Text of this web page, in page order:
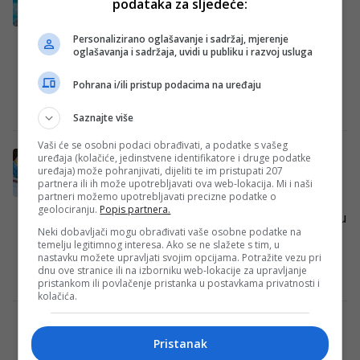
Hrvatskoj, evo kome je posvetio pobjede
dominirao je na Otvorenom pojedinačnom
proteklog vikenda održano u…
Elvedina Muzaferija ostvarila najbolji bh.
rezultat ikad na ZOI!
Bosanskohercegovačke alpske skijašice
Elvedina Muzaferija i Esma Alić nastupile su
danas u veleslalomu održanom u
italijanskoj Cortina d'Ampezzo, gdje su…
Redakcija Sop·15/02/2026
Elvedina Muzaferija napravila najbolji
rezultat BiH na ZOI
podataka za sljedeće:
Personalizirano oglašavanje i sadržaj, mjerenje
oglašavanja i sadržaja, uvidi u publiku i razvoj usluga
Pohrana i/ili pristup podacima na uređaju
Saznajte više
Vaši će se osobni podaci obrađivati, a podatke s vašeg
uređaja (kolačiće, jedinstvene identifikatore i druge podatke
uređaja) može pohranjivati, dijeliti te im pristupati 207
partnera ili ih može upotrebljavati ova web-lokacija. Mi i naši
partneri možemo upotrebljavati precizne podatke o
geolociranju. Popis partnera.
Neki dobavljači mogu obrađivati vaše osobne podatke na
temelju legitimnog interesa. Ako se ne slažete s tim, u
nastavku možete upravljati svojim opcijama. Potražite vezu pri
dnu ove stranice ili na izborniku web-lokacije za upravljanje
pristankom ili povlačenje pristanka u postavkama privatnosti i
kolačića.
Pristanak